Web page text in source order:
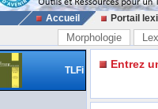
Accueil Portail
Morphologie
TLFi Entrez